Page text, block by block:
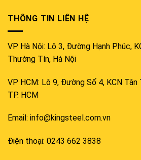
THÔNG TIN LIÊN HỆ
VP Hà Nội: Lô 3, Đường Hạnh Phúc,
Thường Tín, Hà Nội
VP HCM: Lô 9, Đường Số 4, KCN Tân
TP. HCM
Email: info@kingsteel.com.vn
Điện thoại: 0243 662 3838